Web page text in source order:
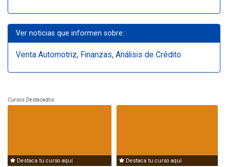
Ver noticias que informen sobre:
Venta Automotriz, Finanzas, Análisis de Crédito
Cursos Destacados
Destaca tu curso aquí Destaca tu curso aquí